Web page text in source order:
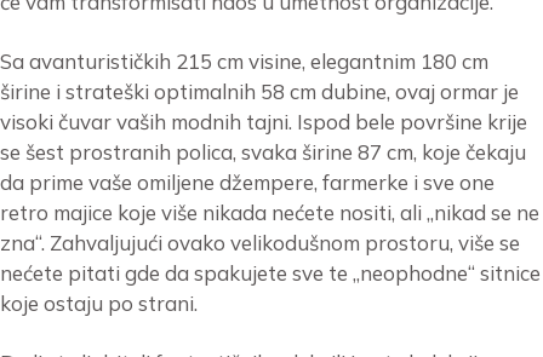
Sa avanturističkih 215 cm visine, elegantnim 180 cm
širine i strateški optimalnih 58 cm dubine, ovaj ormar je
visoki čuvar vaših modnih tajni. Ispod bele površine krije
se šest prostranih polica, svaka širine 87 cm, koje čekaju
da prime vaše omiljene džempere, farmerke i sve one
retro majice koje više nikada nećete nositi, ali „nikad se ne
zna“. Zahvaljujući ovako velikodušnom prostoru, više se
nećete pitati gde da spakujete sve te „neophodne“ sitnice
koje ostaju po strani.